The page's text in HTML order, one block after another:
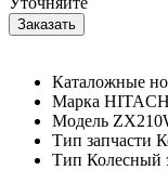
Каталожные
Марка
Модель
Тип запчасти
Тип Колесный